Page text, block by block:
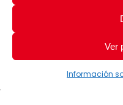
Ver
Información